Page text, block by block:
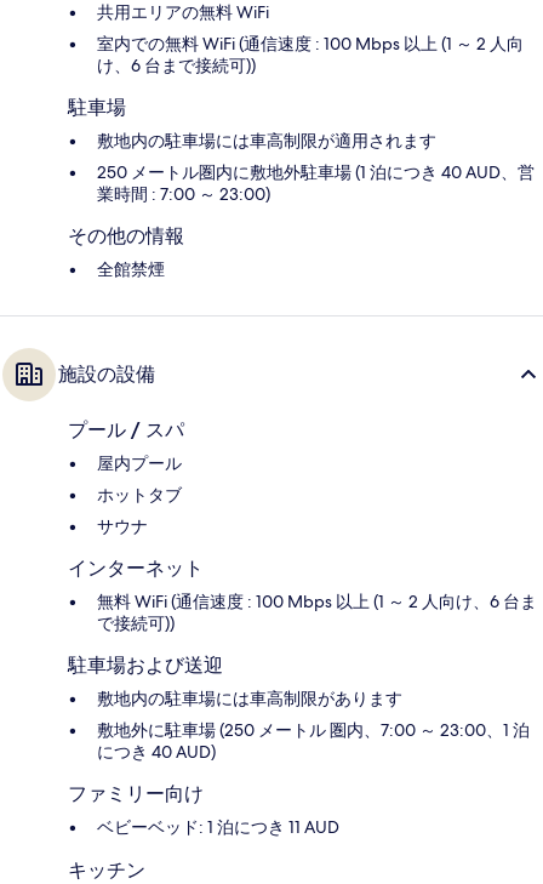
共用エリアの無料 WiFi
室内での無料 WiFi (通信速度 : 100 Mbps 以上 (1 ～ 2 人向
け、6 台まで接続可))
駐車場
敷地内の駐車場には車高制限が適用されます
250 メートル圏内に敷地外駐車場 (1 泊につき 40 AUD、営
業時間 : 7:00 ～ 23:00)
その他の情報
全館禁煙
施設の設備
プール / スパ
屋内プール
ホットタブ
サウナ
インターネット
無料 WiFi (通信速度 : 100 Mbps 以上 (1 ～ 2 人向け、6 台ま
で接続可))
駐車場および送迎
敷地内の駐車場には車高制限があります
敷地外に駐車場 (250 メートル 圏内、7:00 ～ 23:00、1 泊
につき 40 AUD)
ファミリー向け
ベビーベッド: 1 泊につき 11 AUD
キッチン